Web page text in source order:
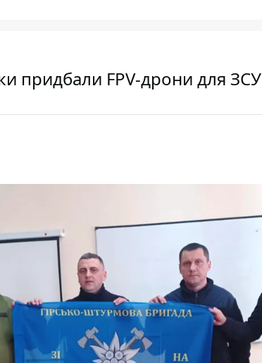
придбали FPV-дрони для ЗСУ